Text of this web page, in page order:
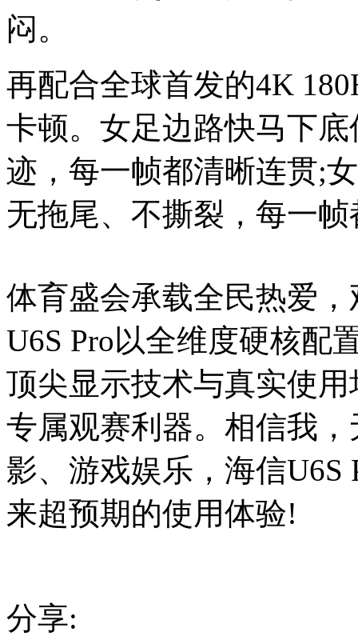
闷。
再配合全球首发的4K
卡顿。女足边路快马下
迹，每一帧都清晰连贯;
无拖尾、不撕裂，每一
体育盛会承载全民热爱
U6S Pro以全维度硬核配
顶尖显示技术与真实使
专属观赛利器。相信我
影、游戏娱乐，海信
来超预期的使用体验!
分享: